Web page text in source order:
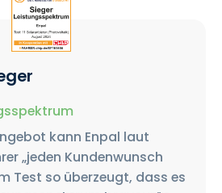
kann Enpal laut
„jeden Kundenwunsch
Test so überzeugt, dass es